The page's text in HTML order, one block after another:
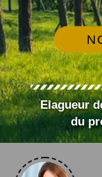
Elagueur
du